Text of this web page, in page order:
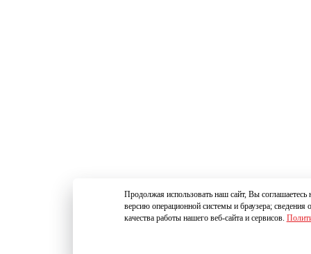
Продолжая использовать наш сайт, Вы
версию операционной системы и браузера;
качества работы нашего веб-сайта и сервисов.